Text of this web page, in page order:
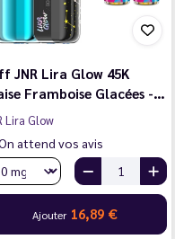
JNR Lira Glow 45K
Framboise Glacées -…
Lira Glow
attend vos avis
Ajouter 16,89 €